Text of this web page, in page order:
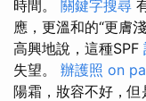
時間。 關鍵字搜尋
應，更溫和的“更膚
高興地說，這種SPF
失望。 辦護照 on
陽霜，妝容不好，